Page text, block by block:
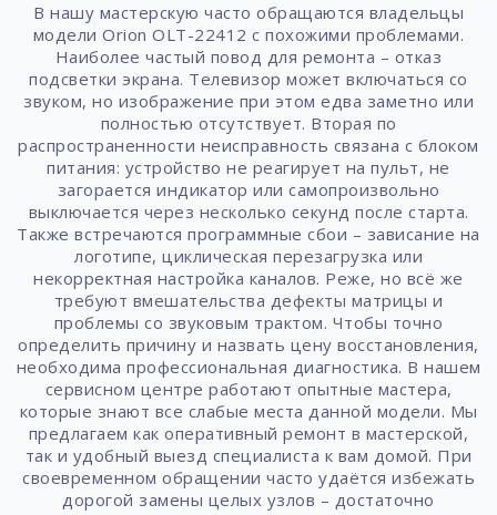
В нашу мастерскую часто обращаются владельцы
модели Orion OLT-22412 с похожими проблемами.
Наиболее частый повод для ремонта – отказ
подсветки экрана. Телевизор может включаться со
звуком, но изображение при этом едва заметно или
полностью отсутствует. Вторая по
распространенности неисправность связана с блоком
питания: устройство не реагирует на пульт, не
загорается индикатор или самопроизвольно
выключается через несколько секунд после старта.
Также встречаются программные сбои – зависание на
логотипе, циклическая перезагрузка или
некорректная настройка каналов. Реже, но всё же
требуют вмешательства дефекты матрицы и
проблемы со звуковым трактом. Чтобы точно
определить причину и назвать цену восстановления,
необходима профессиональная диагностика. В нашем
сервисном центре работают опытные мастера,
которые знают все слабые места данной модели. Мы
предлагаем как оперативный ремонт в мастерской,
так и удобный выезд специалиста к вам домой. При
своевременном обращении часто удаётся избежать
дорогой замены целых узлов – достаточно